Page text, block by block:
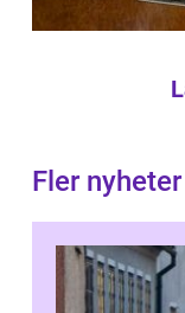
Fler nyheter